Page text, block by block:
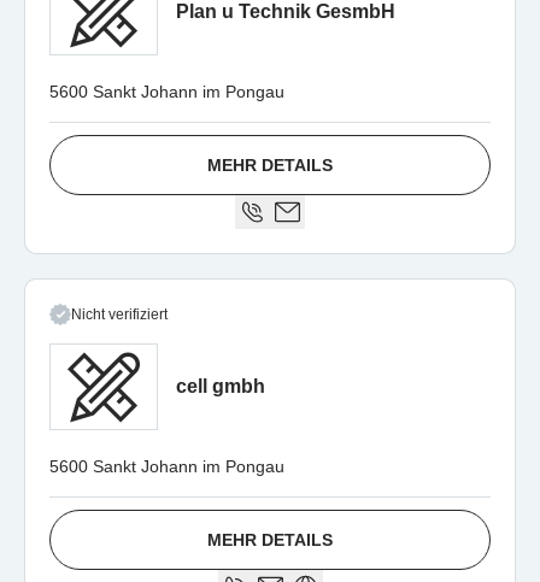
Plan u Technik GesmbH
5600 Sankt Johann im Pongau
MEHR DETAILS
Nicht verifiziert
cell gmbh
5600 Sankt Johann im Pongau
MEHR DETAILS